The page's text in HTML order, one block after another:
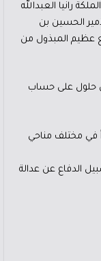
رانيا العبدالله
الحسين بن
عظيم المبذول من
حلول على حساب
في مختلف مناحي
الدفاع عن عدالة